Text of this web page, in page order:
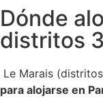
Dónde
distritos
Le Marais
para alojarse en